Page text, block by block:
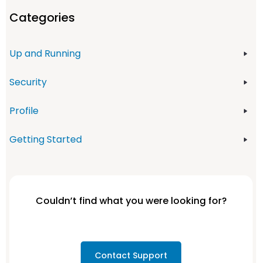
Categories
Up and Running
Security
Profile
Getting Started
Couldn’t find what you were looking for?
Contact Support